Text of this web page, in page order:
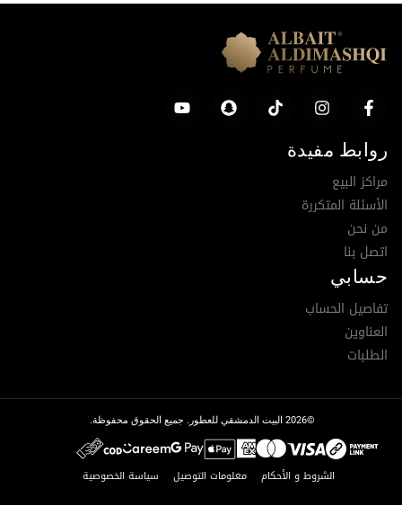
روابط مفيدة
مراكز البيع
الأسئلة المتكررة
من نحن
اتصل بنا
حسابي
تفاصيل الحساب
العناوين
الطلبات
©2026 البيت الدمشقي للعطور. جميع الحقوق محفوظة.
الشروط و الأحكام معلومات التوصيل سياسة الخصوصية
تمت إضافة العنصر إلى السلة.